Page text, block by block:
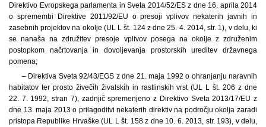
Direktivo Evropskega parlamenta in Sveta 2014/52/ES z dne 16. aprila 2014
o spremembi Direktive 2011/92/EU o presoji vplivov nekaterih javnih in
zasebnih projektov na okolje (UL L št. 124 z dne 25. 4. 2014, str. 1), v delu, ki
se nanaša na združitev presoje vplivov posega na okolje z združenim
postopkom načrtovanja in dovoljevanja prostorskih ureditev državnega
pomena;
– Direktiva Sveta 92/43/EGS z dne 21. maja 1992 o ohranjanju naravnih
habitatov ter prosto živečih živalskih in rastlinskih vrst (UL L št. 206 z dne
22. 7. 1992, stran 7), zadnjič spremenjeno z Direktivo Sveta 2013/17/EU z
dne 13. maja 2013 o prilagoditvi nekaterih direktiv na področju okolja zaradi
pristopa Republike Hrvaške (UL L št. 158 z dne 10. 6. 2013, str. 193), v delu,